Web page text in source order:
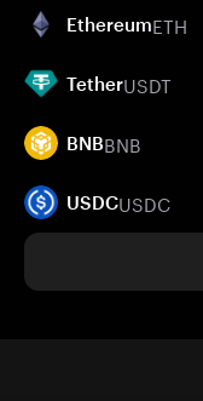
EthereumETH
TetherUSDT
BNBBNB
USDCUSDC